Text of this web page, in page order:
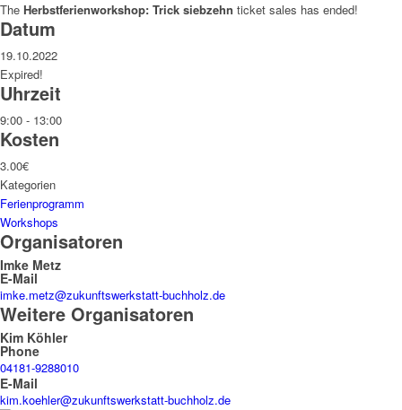
The Herbstferienworkshop: Trick siebzehn ticket sales has ended!
Datum
19.10.2022
Expired!
Uhrzeit
9:00 - 13:00
Kosten
3.00€
Kategorien
Ferienprogramm
Workshops
Organisatoren
Imke Metz
E-Mail
imke.metz@zukunftswerkstatt-buchholz.de
Weitere Organisatoren
Kim Köhler
Phone
04181-9288010
E-Mail
kim.koehler@zukunftswerkstatt-buchholz.de